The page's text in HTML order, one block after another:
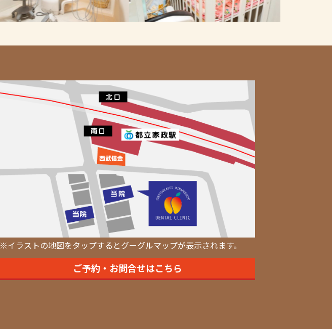
※イラストの地図をタップするとグーグルマップが表示されます。
ご予約・お問合せはこちら